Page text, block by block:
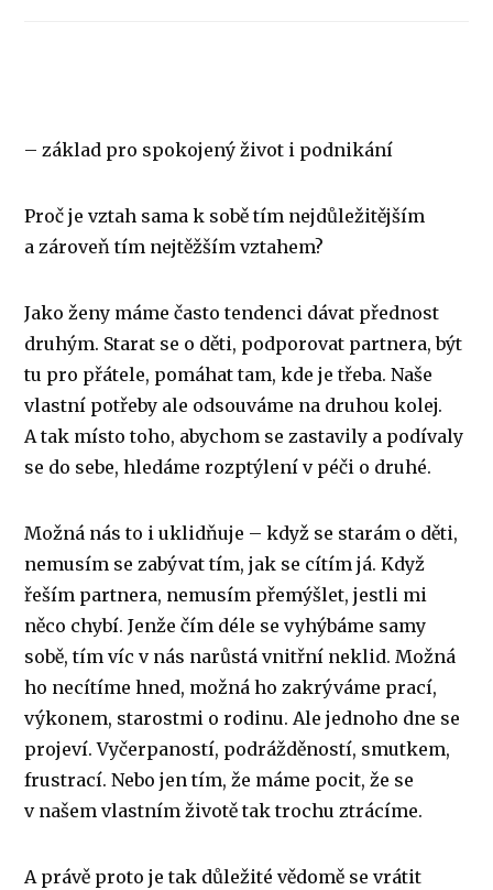
– základ pro spokojený život i podnikání
Proč je vztah sama k sobě tím nejdůležitějším
a zároveň tím nejtěžším vztahem?
Jako ženy máme často tendenci dávat přednost
druhým. Starat se o děti, podporovat partnera, být
tu pro přátele, pomáhat tam, kde je třeba. Naše
vlastní potřeby ale odsouváme na druhou kolej.
A tak místo toho, abychom se zastavily a podívaly
se do sebe, hledáme rozptýlení v péči o druhé.
Možná nás to i uklidňuje – když se starám o děti,
nemusím se zabývat tím, jak se cítím já. Když
řeším partnera, nemusím přemýšlet, jestli mi
něco chybí. Jenže čím déle se vyhýbáme samy
sobě, tím víc v nás narůstá vnitřní neklid. Možná
ho necítíme hned, možná ho zakrýváme prací,
výkonem, starostmi o rodinu. Ale jednoho dne se
projeví. Vyčerpaností, podrážděností, smutkem,
frustrací. Nebo jen tím, že máme pocit, že se
v našem vlastním životě tak trochu ztrácíme.
A právě proto je tak důležité vědomě se vrátit